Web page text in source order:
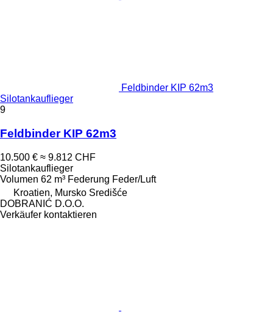
Feldbinder KIP 62m3
Silotankauflieger
9
Feldbinder KIP 62m3
10.500 € ≈ 9.812 CHF
Silotankauflieger
Volumen 62 m³ Federung Feder/Luft
Kroatien, Mursko Središće
DOBRANIĆ D.O.O.
Verkäufer kontaktieren